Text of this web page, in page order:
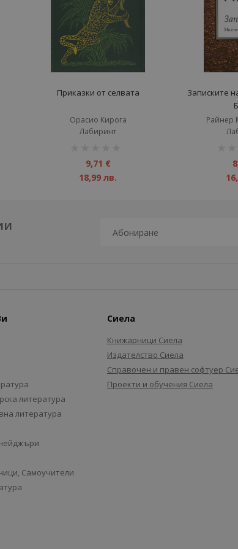
Приказки от селвата
Орасио Кирога
Лабиринт
9,71 €
18,99 лв.
Записките
Райнер
литература
литература
Самоучители
Сиела
Книжарници Сиела
Издателство Сиела
Справочен и правен софтуер
Проекти и обучения Сиела